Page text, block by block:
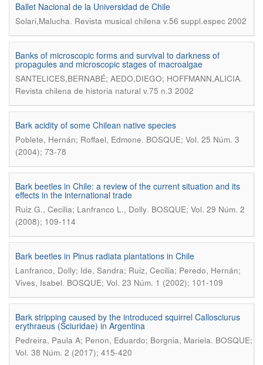
Ballet Nacional de la Universidad de Chile
Solari,Malucha. Revista musical chilena v.56 suppl.espec 2002
Banks of microscopic forms and survival to darkness of
propagules and microscopic stages of macroalgae
SANTELICES,BERNABÉ; AEDO,DIEGO; HOFFMANN,ALICIA.
Revista chilena de historia natural v.75 n.3 2002
Bark acidity of some Chilean native species
Poblete, Hernán; Roffael, Edmone. BOSQUE; Vol. 25 Núm. 3
(2004); 73-78
Bark beetles in Chile: a review of the current situation and its
effects in the international trade
Ruiz G., Cecilia; Lanfranco L., Dolly. BOSQUE; Vol. 29 Núm. 2
(2008); 109-114
Bark beetles in Pinus radiata plantations in Chile
Lanfranco, Dolly; Ide, Sandra; Ruiz, Cecilia; Peredo, Hernán;
Vives, Isabel. BOSQUE; Vol. 23 Núm. 1 (2002); 101-109
Bark stripping caused by the introduced squirrel Callosciurus
erythraeus (Sciuridae) in Argentina
Pedreira, Paula A; Penon, Eduardo; Borgnia, Mariela. BOSQUE;
Vol. 38 Núm. 2 (2017); 415-420